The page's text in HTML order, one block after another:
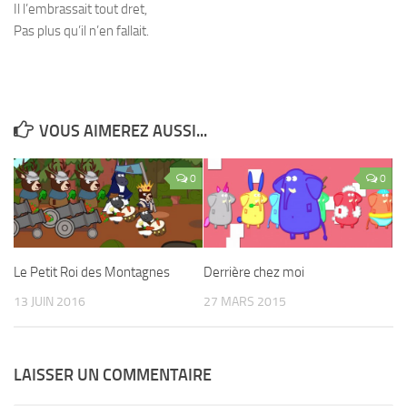
Il l’embrassait tout dret,
Pas plus qu’il n’en fallait.
VOUS AIMEREZ AUSSI...
0
Le Petit Roi des Montagnes
13 JUIN 2016
0
Derrière chez moi
27 MARS 2015
LAISSER UN COMMENTAIRE